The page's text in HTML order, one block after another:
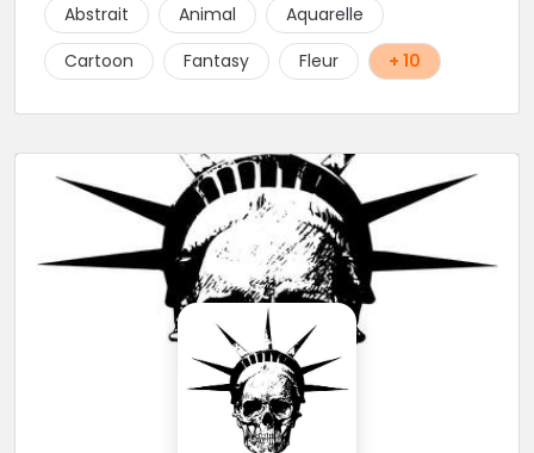
Abstrait
Animal
Aquarelle
Cartoon
Fantasy Fleur + 10